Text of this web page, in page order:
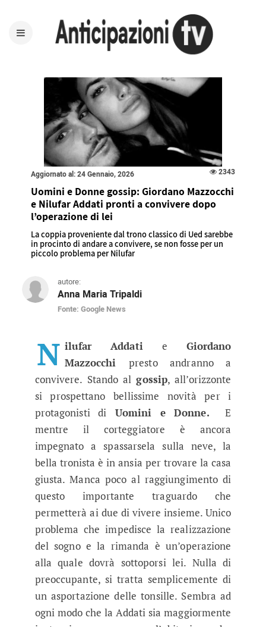
Aggiornato al: 24 Gennaio, 2026 2343
Uomini e Donne gossip: Giordano Mazzocchi
e Nilufar Addati pronti a convivere dopo
l’operazione di lei
La coppia proveniente dal trono classico di Ued sarebbe
in procinto di andare a convivere, se non fosse per un
piccolo problema per Nilufar
autore:
Anna Maria Tripaldi
Fonte: Google News
Uomini e Donne gossip:
N ilufar Addati e Giordano
Mazzocchipresto andranno a
convivere. Stando algossip, all’orizzonte
si prospettano bellissime novità per i
protagonisti di Uomini e Donne.
E
mentre il corteggiatore è ancora
impegnato a spassarsela sulla neve, la
bella tronista è in ansia per trovare la casa
giusta. Manca poco al raggiungimento di
questo importante traguardo che
permetterà ai due di vivere insieme. Unico
problema che impedisce la realizzazione
del sogno e la rimanda è un’operazione
alla quale dovrà sottoporsi lei. Nulla di
preoccupante, si tratta semplicemente di
un asportazione delle tonsille. Sembra ad
ogni modo che la Addati sia maggiormente